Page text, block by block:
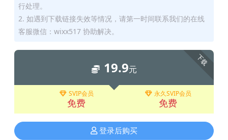
行处理。
2. 如遇到下载链接失效等情况，请第一时间联系我们的在线
客服微信：wixx517 协助解决。
下载
19.9元
SVIP会员
免费
永久SVIP会员
免费
登录后购买